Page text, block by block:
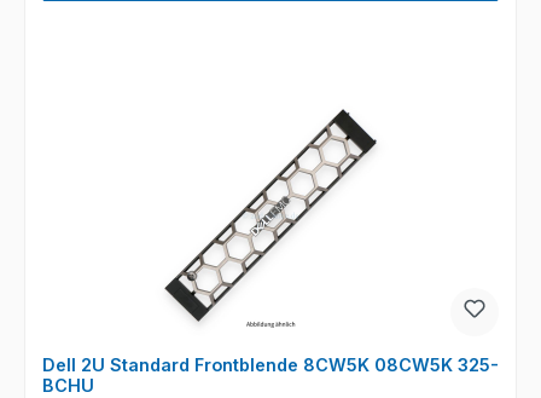
Dell 2U Standard Frontblende 8CW5K 08CW5K 325-
BCHU